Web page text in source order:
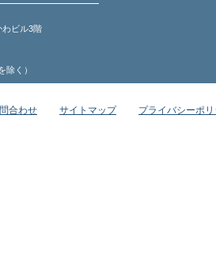
わビル3階
除く）
合わせ サイトマップ プライバシーポ